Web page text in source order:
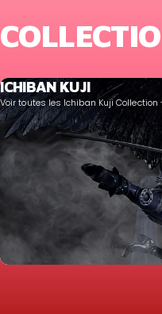
ICHIBAN KUJI
Voir toutes les Ichiban Kuji Collection